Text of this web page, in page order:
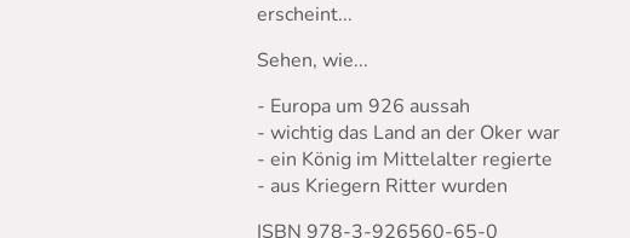
erscheint...
Sehen, wie...
- Europa um 926 aussah
- wichtig das Land an der Oker war
- ein König im Mittelalter regierte
- aus Kriegern Ritter wurden
ISBN 978-3-926560-65-0